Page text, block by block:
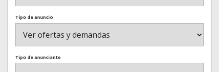
Tipo de anuncio
Tipo de anunciante